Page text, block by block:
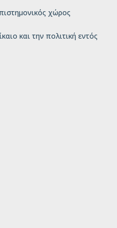
χώρος
και την πολιτική εντός